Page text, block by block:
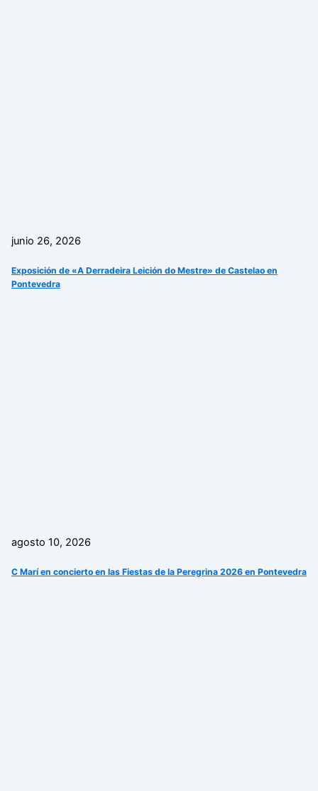
junio 26, 2026
Exposición de «A Derradeira Leición do Mestre» de Castelao en
Pontevedra
agosto 10, 2026
C Marí en concierto en las Fiestas de la Peregrina 2026 en Pontevedra